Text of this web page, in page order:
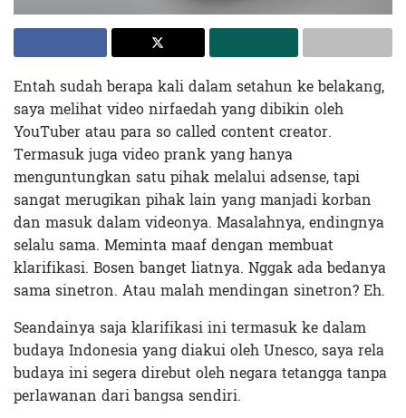
Entah sudah berapa kali dalam setahun ke belakang,
saya melihat video nirfaedah yang dibikin oleh
YouTuber atau para so called content creator.
Termasuk juga video prank yang hanya
menguntungkan satu pihak melalui adsense, tapi
sangat merugikan pihak lain yang manjadi korban
dan masuk dalam videonya. Masalahnya, endingnya
selalu sama. Meminta maaf dengan membuat
klarifikasi. Bosen banget liatnya. Nggak ada bedanya
sama sinetron. Atau malah mendingan sinetron? Eh.
Seandainya saja klarifikasi ini termasuk ke dalam
budaya Indonesia yang diakui oleh Unesco, saya rela
budaya ini segera direbut oleh negara tetangga tanpa
perlawanan dari bangsa sendiri.